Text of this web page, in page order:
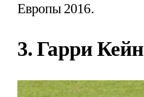
Европы 2016.
3. Гарри Кейн